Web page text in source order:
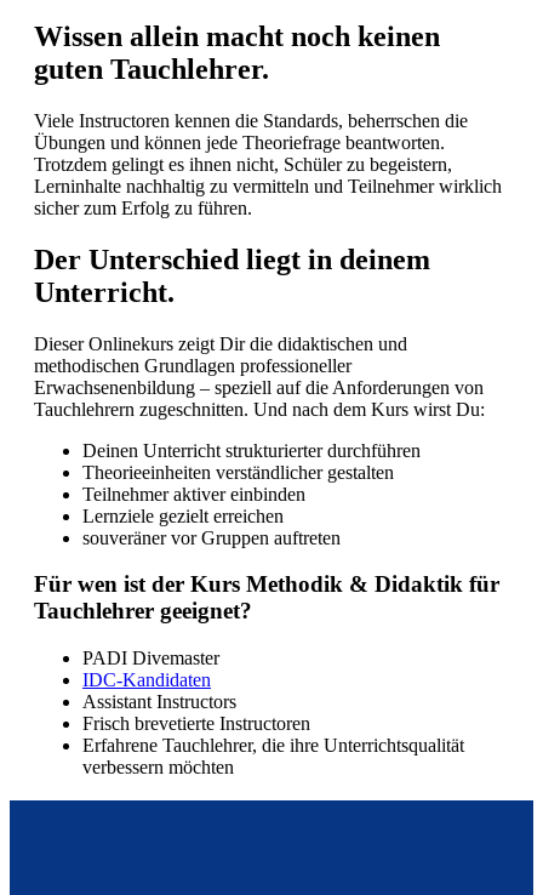
Wissen allein macht noch keinen
guten Tauchlehrer.
Viele Instructoren kennen die Standards, beherrschen die
Übungen und können jede Theoriefrage beantworten.
Trotzdem gelingt es ihnen nicht, Schüler zu begeistern,
Lerninhalte nachhaltig zu vermitteln und Teilnehmer wirklich
sicher zum Erfolg zu führen.
Der Unterschied liegt in deinem
Unterricht.
Dieser Onlinekurs zeigt Dir die didaktischen und
methodischen Grundlagen professioneller
Erwachsenenbildung – speziell auf die Anforderungen von
Tauchlehrern zugeschnitten. Und nach dem Kurs wirst Du:
Deinen Unterricht strukturierter durchführen
Theorieeinheiten verständlicher gestalten
Teilnehmer aktiver einbinden
Lernziele gezielt erreichen
souveräner vor Gruppen auftreten
Für wen ist der Kurs Methodik & Didaktik für
Tauchlehrer geeignet?
PADI Divemaster
IDC-Kandidaten
Assistant Instructors
Frisch brevetierte Instructoren
Erfahrene Tauchlehrer, die ihre Unterrichtsqualität
verbessern möchten